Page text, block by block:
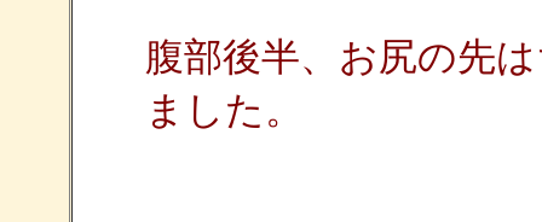
腹部後半、お尻の先
ました。